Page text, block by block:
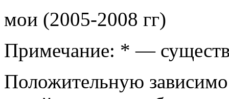
мои (2005-2008 гг)
Примечание: * —
Положительную